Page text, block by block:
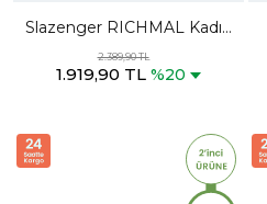
Slazenger RICHMAL Kadın
Fermuarlı Dik Yaka Cepli
Siyah Eşofman Takımı
2.389,90 TL
1.919,90 TL %20